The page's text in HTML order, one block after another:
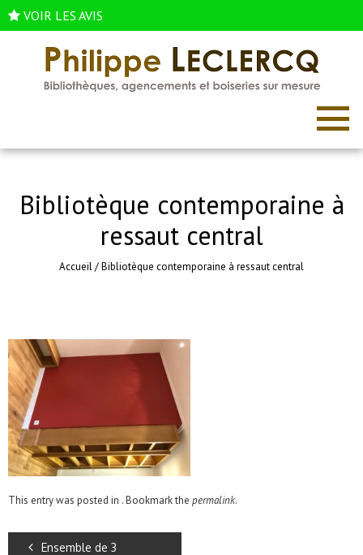
VOIR LES AVIS
Bibliotèque contemporaine à
ressaut central
Accueil/Bibliotèque contemporaine à ressaut central
This entry was posted in . Bookmark the permalink.
Ensemble de 3